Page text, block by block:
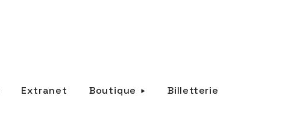
Extranet Boutique Billetterie